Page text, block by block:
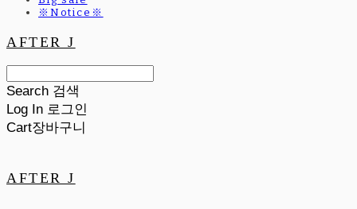
※Notice※
AFTER J
Search 검색
Log In 로그인
Cart장바구니
AFTER J